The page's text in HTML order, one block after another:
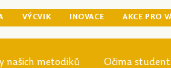
VÝCVIK INOVACE AKCE PRO
našich metodiků Očima